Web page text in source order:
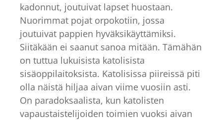
kadonnut, joutuivat lapset huostaan.
Nuorimmat pojat orpokotiin, jossa
joutuivat pappien hyväksikäyttämiksi.
Siitäkään ei saanut sanoa mitään. Tämähän
on tuttua lukuisista katolisista
sisäoppilaitoksista. Katolisissa piireissä piti
olla näistä hiljaa aivan viime vuosiin asti.
On paradoksaalista, kun katolisten
vapaustaistelijoiden toimien vuoksi aivan